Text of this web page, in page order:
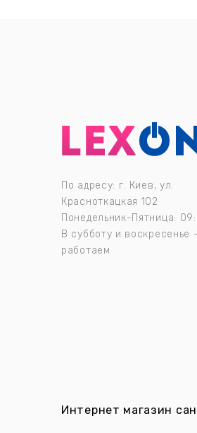
По адресу: г. Киев, ул.
Красноткацкая 102
Понедельник-Пятница:
В субботу и воскресенье
работаем
Интернет магазин